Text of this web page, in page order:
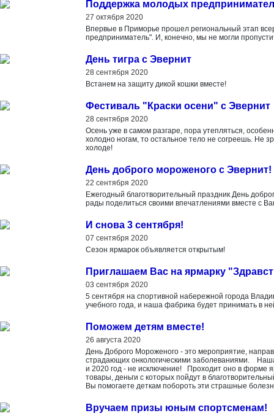
Поддержка молодых
27 октября 2020
Впервые в Приморье прошел региональный этап
предприниматель". И, конечно, мы не могли
День тигра с Эвернит
28 сентября 2020
Встанем на защиту дикой кошки вместе!
Фестиваль "Краски осени" с Эвернит
28 сентября 2020
Осень уже в самом разгаре, пора утепляться,
холодно ногам, то остальное тело не согреешь. Не
холоде!
День доброго мороженого с Эвернит!
22 сентября 2020
Ежегодный благотворительный праздник День
рады поделиться своими впечатлениями вместе с
И снова 3 сентября!
07 сентября 2020
Сезон ярмарок объявляется открытым!
Приглашаем Вас на ярмарку
03 сентября 2020
5 сентября на спортивной набережной города
учебного года, и наша фабрика будет принимать в
Поможем детям вместе!
26 августа 2020
День Доброго Мороженого - это мероприятие,
страдающих онкологическими заболеваниями.
и 2020 год - не исключение! Проходит оно в форме
товары, деньги с которых пойдут в
Вы помогаете деткам побороть эти страшные
Вручаем призы юным спортсменам!